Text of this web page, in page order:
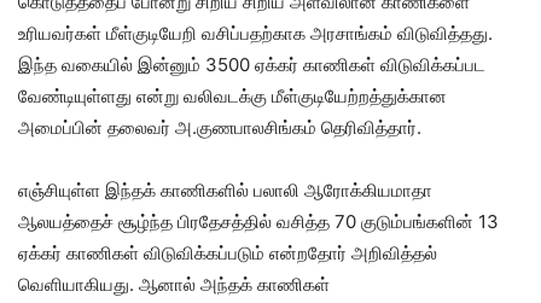
உரியவர்கள் மீள்குடியேறி வசிப்பதற்காக அரசாங்கம் விடுவித்தது.
இந்த வகையில் இன்னும் 3500 ஏக்கர் காணிகள் விடுவிக்கப்பட
வேண்டியுள்ளது என்று வலிவடக்கு மீள்குடியேற்றத்துக்கான
அமைப்பின் தலைவர் அ.குணபாலசிங்கம் தெரிவித்தார்.
எஞ்சியுள்ள இந்தக் காணிகளில் பலாலி ஆரோக்கியமாதா
ஆலயத்தைச் சூழ்ந்த பிரதேசத்தில் வசித்த 70 குடும்பங்களின் 13
ஏக்கர் காணிகள் விடுவிக்கப்படும் என்றதோர் அறிவித்தல்
வெளியாகியது. ஆனால் அந்தக் காணிகள்